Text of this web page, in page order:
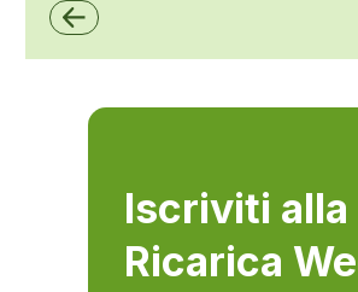
Iscriviti
Ricarica